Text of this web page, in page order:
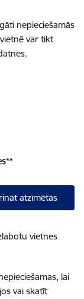
nepieciešamās
var tikt
**
atzīmētās
vietnes
lai
vai skatīt